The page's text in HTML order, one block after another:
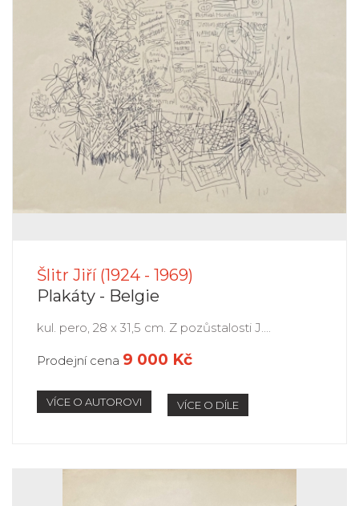
Šlitr Jiří (1924 - 1969)
Plakáty - Belgie
kul. pero, 28 x 31,5 cm. Z pozůstalosti J....
Prodejní cena 9 000 Kč
VÍCE O AUTOROVI VÍCE O DÍLE